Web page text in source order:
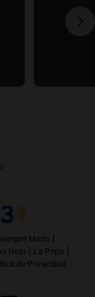
Mario |
Heat | La Popu |
de Privacidad